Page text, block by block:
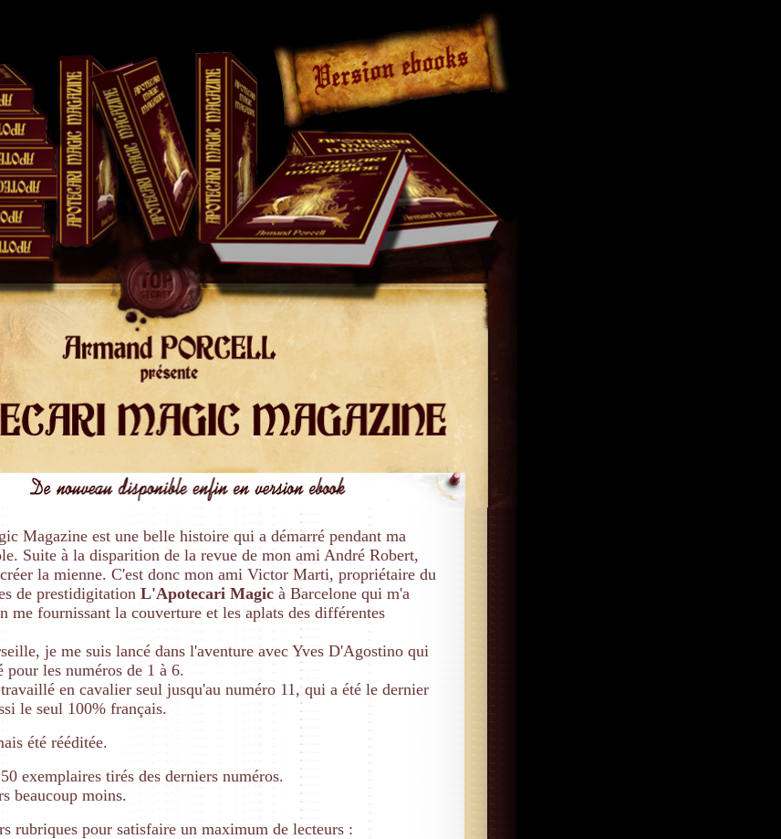
Magazine est une belle histoire qui a démarré pendant ma
Suite à la disparition de la revue de mon ami André Robert,
la mienne. C'est donc mon ami Victor Marti, propriétaire du
de prestidigitation L'Apotecari Magic à Barcelone qui m'a
me fournissant la couverture et les aplats des différentes
je me suis lancé dans l'aventure avec Yves D'Agostino qui
pour les numéros de 1 à 6.
en cavalier seul jusqu'au numéro 11, qui a été le dernier
le seul 100% français.
été rééditée.
exemplaires tirés des derniers numéros.
beaucoup moins.
rubriques pour satisfaire un maximum de lecteurs :